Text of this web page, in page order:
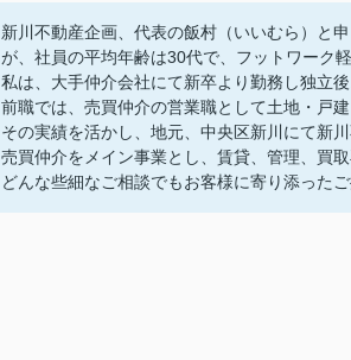
新川不動産企画、代表の飯村（いいむら）と
が、社員の平均年齢は30代で、フットワーク
私は、大手仲介会社にて新卒より勤務し独立後
前職では、売買仲介の営業職として土地・戸
その実績を活かし、地元、中央区新川にて新
売買仲介をメイン事業とし、賃貸、管理、買
どんな些細なご相談でもお客様に寄り添った